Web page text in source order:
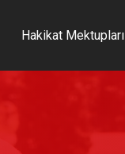
Hakikat Mektupları